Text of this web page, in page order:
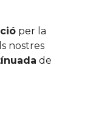
per la
nostres
de